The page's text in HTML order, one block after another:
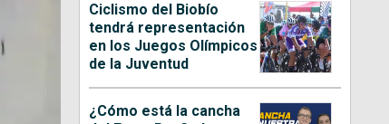
Ciclismo del Biobío
tendrá representación
en los Juegos Olímpicos
de la Juventud
¿Cómo está la cancha